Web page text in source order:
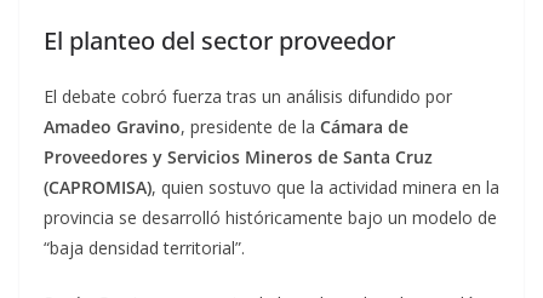
El planteo del sector proveedor
El debate cobró fuerza tras un análisis difundido por
Amadeo Gravino, presidente de la Cámara de
Proveedores y Servicios Mineros de Santa Cruz
(CAPROMISA), quien sostuvo que la actividad minera en la
provincia se desarrolló históricamente bajo un modelo de
“baja densidad territorial”.